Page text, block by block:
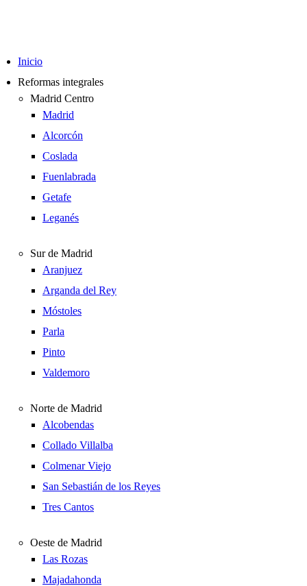
Inicio
Reformas integrales
Madrid Centro
Madrid
Alcorcón
Coslada
Fuenlabrada
Getafe
Leganés
Sur de Madrid
Aranjuez
Arganda del Rey
Móstoles
Parla
Pinto
Valdemoro
Norte de Madrid
Alcobendas
Collado Villalba
Colmenar Viejo
San Sebastián de los Reyes
Tres Cantos
Oeste de Madrid
Las Rozas
Majadahonda